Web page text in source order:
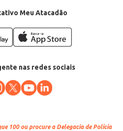
Meu Atacadão
nas redes sociais
100 ou procure a Delegacia de Polícia